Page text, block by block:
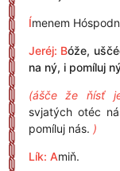
Ímenem
Jeréj: Bóže,
na ný, i pomíluj
(ášče že ňísť
svjatých otéc
pomíluj nás. )
Lík: Amiň.